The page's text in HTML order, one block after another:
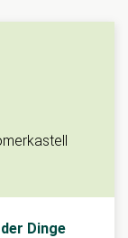
Dinge